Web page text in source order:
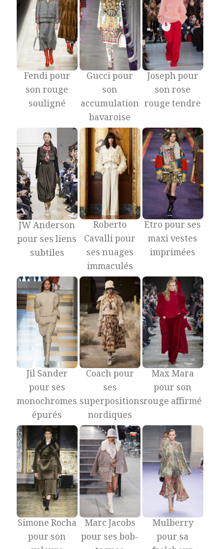
Fendi pour
son rouge
souligné
Gucci pour
son
accumulation
bavaroise
Joseph pour
son rose
rouge tendre
JW Anderson
pour ses liens
subtiles
Roberto
Cavalli pour
ses nuages
immaculés
Etro pour ses
maxi vestes
imprimées
Jil Sander
pour ses
monochromes
épurés
Coach pour
ses
superpositions
nordiques
Max Mara
pour son
rouge affirmé
Simone Rocha
pour son
Marc Jacobs
pour ses bob-
Mulberry
pour sa